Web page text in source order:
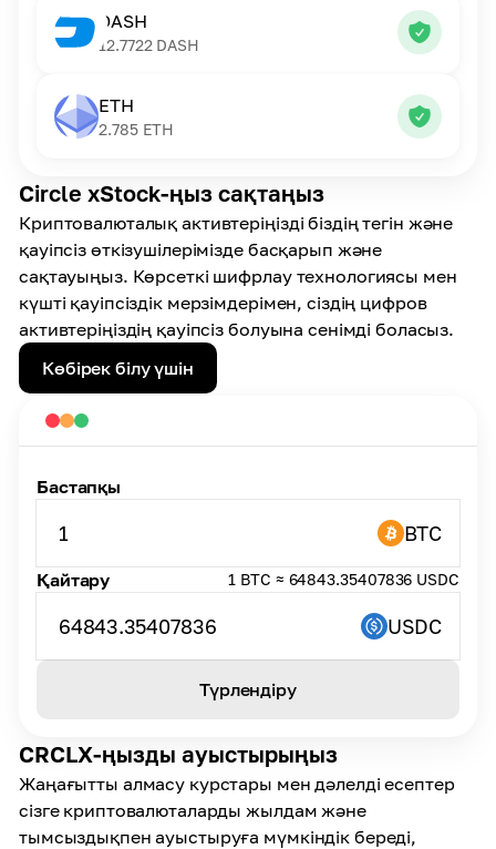
Circle xStock-ңыз сақтаңыз
Криптовалюталық активтеріңізді біздің тегін және
қауіпсіз өткізушілерімізде басқарып және
сақтауыңыз. Көрсеткі шифрлау технологиясы мен
күшті қауіпсіздік мерзімдерімен, сіздің цифров
активтеріңіздің қауіпсіз болуына сенімді боласыз.
Көбірек білу үшін
DASH
12.7722 DASH
ETH
2.785 ETH
CRCLX-ңызды ауыстырыңыз
Жаңағытты алмасу курстары мен дәлелді есептер
сізге криптовалюталарды жылдам және
тымсыздықпен ауыстыруға мүмкіндік береді,
Бастапқы
1 BTC
Қайтару 1 BTC ≈ 64843.35407836 USDC
64843.35407836 USDC
Түрлендіру